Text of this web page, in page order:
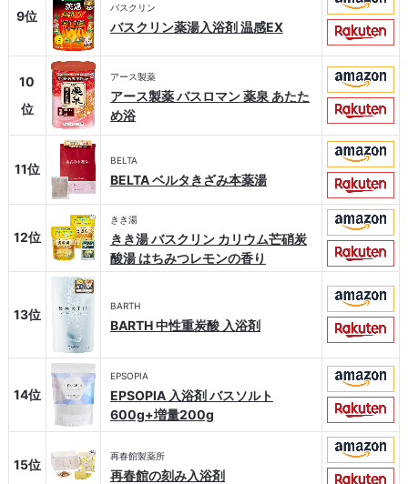
9位
バスクリン
バスクリン薬湯入浴剤 温感EX
10
位
アース製薬
アース製薬 バスロマン 薬泉 あたた
め浴
11位
BELTA
BELTA ベルタきざみ本薬湯
12位
きき湯
きき湯 バスクリン カリウム芒硝炭
酸湯 はちみつレモンの香り
13位
BARTH
BARTH 中性重炭酸 入浴剤
14位
EPSOPIA
EPSOPIA 入浴剤 バスソルト
600g+増量200g
15位
再春館製薬所
再春館の刻み入浴剤